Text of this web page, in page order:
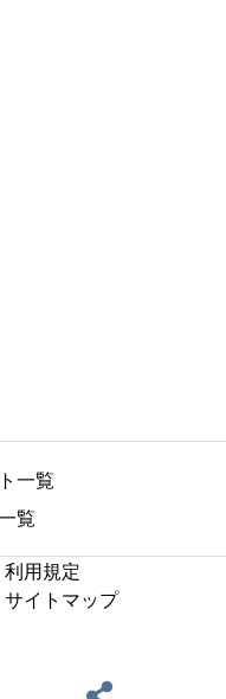
一覧
覧
利用規定
サイトマップ